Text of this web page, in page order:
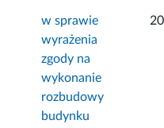
w sprawie
wyrażenia
zgody na
wykonanie
rozbudowy
budynku